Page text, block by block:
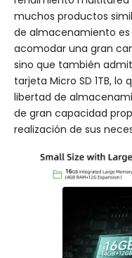
muchos productos
de almacenamiento es
acomodar una gran
sino que también
tarjeta Micro SD 1TB,
libertad de
de gran capacidad
realización de sus